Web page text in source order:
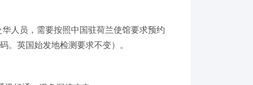
人员，需要按照中国驻荷兰使馆要求预约
。英国始发地检测要求不变）。